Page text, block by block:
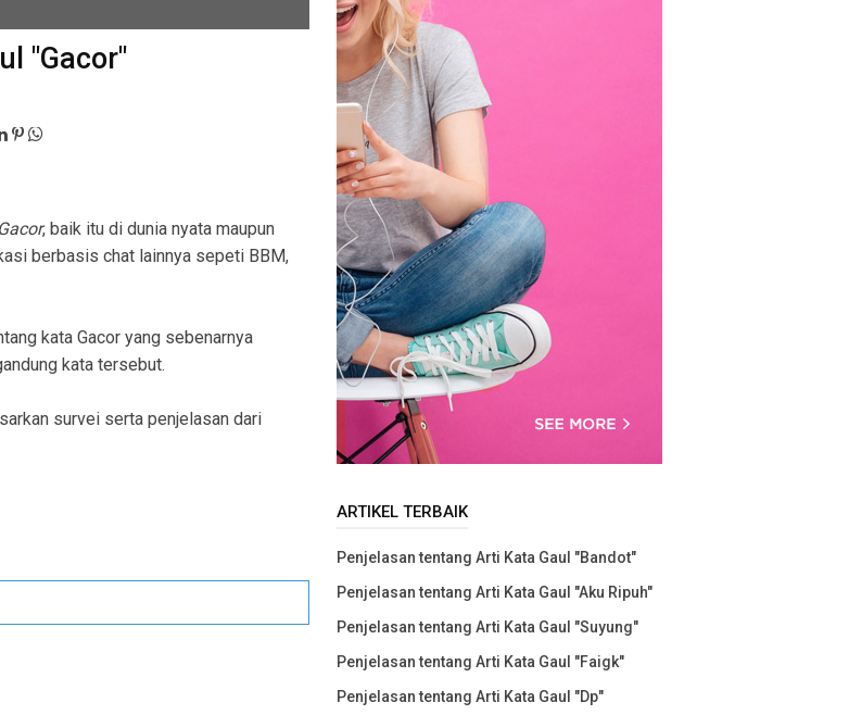
"Gacor"
, baik itu di dunia nyata maupun
berbasis chat lainnya sepeti BBM,
kata Gacor yang sebenarnya
kata tersebut.
survei serta penjelasan dari
ARTIKEL TERBAIK
Penjelasan tentang Arti Kata Gaul "Bandot"
Penjelasan tentang Arti Kata Gaul "Aku Ripuh"
Penjelasan tentang Arti Kata Gaul "Suyung"
Penjelasan tentang Arti Kata Gaul "Faigk"
Penjelasan tentang Arti Kata Gaul "Dp"